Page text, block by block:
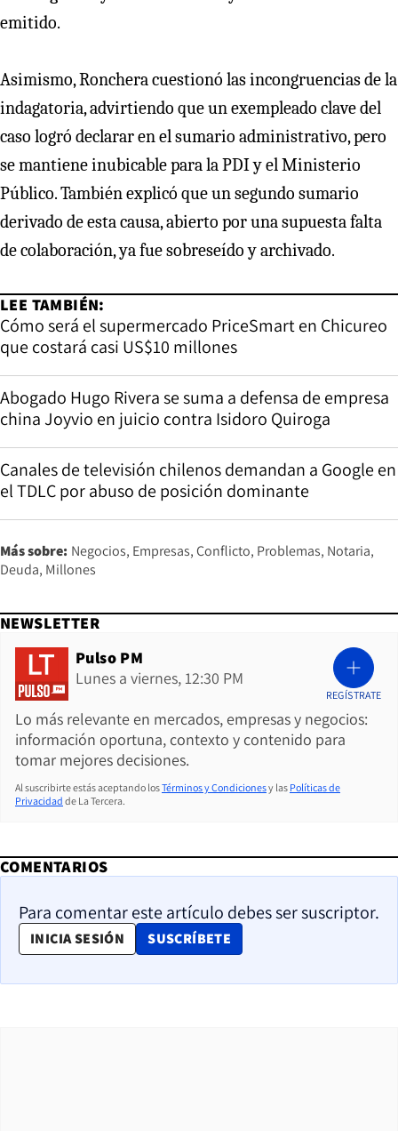
emitido.
Asimismo, Ronchera cuestionó las incongruencias de la
indagatoria, advirtiendo que un exempleado clave del
caso logró declarar en el sumario administrativo, pero
se mantiene inubicable para la PDI y el Ministerio
Público. También explicó que un segundo sumario
derivado de esta causa, abierto por una supuesta falta
de colaboración, ya fue sobreseído y archivado.
LEE TAMBIÉN:
Cómo será el supermercado PriceSmart en Chicureo
que costará casi US$10 millones
Abogado Hugo Rivera se suma a defensa de empresa
china Joyvio en juicio contra Isidoro Quiroga
Canales de televisión chilenos demandan a Google en
el TDLC por abuso de posición dominante
Más sobre: Negocios Empresas Conflicto Problemas Notaria
Deuda Millones
NEWSLETTER
Pulso PM
Lunes a viernes, 12:30 PM
Lo más relevante en mercados, empresas y negocios:
información oportuna, contexto y contenido para
tomar mejores decisiones.
REGÍSTRATE
Al suscribirte estás aceptando losTérminos y Condicionesy las Políticas de
Privacidad de La Tercera.
COMENTARIOS
Para comentar este artículo debes ser suscriptor.
INICIA SESIÓN SUSCRÍBETE
OPENS IN NEW WINDOW